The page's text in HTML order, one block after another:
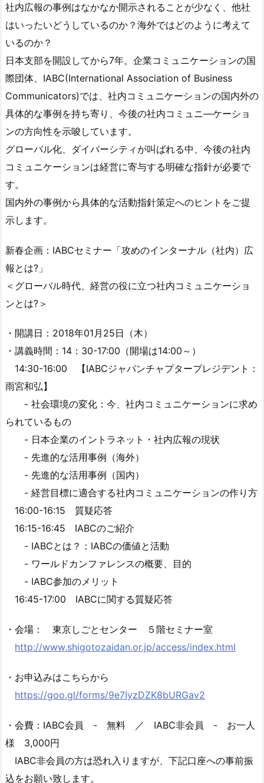
社内広報の事例はなかなか開示されることが少なく、他社
はいったいどうしているのか？海外ではどのように考えて
いるのか？
日本支部を開設してから7年。企業コミュニケーションの国
際団体、IABC(International Association of Business
Communicators)では、社内コミュニケーションの国内外の
具体的な事例を持ち寄り、今後の社内コミュニ―ケーショ
ンの方向性を示唆しています。
グローバル化、ダイバーシティが叫ばれる中、今後の社内
コミュニケーションは経営に寄与する明確な指針が必要で
す。
国内外の事例から具体的な活動指針策定へのヒントをご提
示します。
新春企画：IABCセミナー「攻めのインターナル（社内）広
報とは?」
＜グローバル時代、経営の役に立つ社内コミュニケーショ
ンとは?＞
・開講日：2018年01月25日（木）
・講義時間：14：30-17:00（開場は14:00～）
14:30-16:00 【IABCジャパンチャプタープレジデント：
雨宮和弘】
- 社会環境の変化：今、社内コミュニケーションに求め
られているもの
- 日本企業のイントラネット・社内広報の現状
- 先進的な活用事例（海外）
- 先進的な活用事例（国内）
- 経営目標に適合する社内コミュニケーションの作り方
16:00-16:15 質疑応答
16:15-16:45 IABCのご紹介
- IABCとは？：IABCの価値と活動
- ワールドカンファレンスの概要、目的
- IABC参加のメリット
16:45-17:00 IABCに関する質疑応答
・会場： 東京しごとセンター ５階セミナー室
http://www.shigotozaidan.or.jp/access/index.html
・お申込みはこちらから
https://goo.gl/forms/9e7IyzDZK8bURGav2
・会費：IABC会員 - 無料 ／ IABC非会員 - お一人
様 3,000円
IABC非会員の方は恐れ入りますが、下記口座への事前振
込をお願い致します。